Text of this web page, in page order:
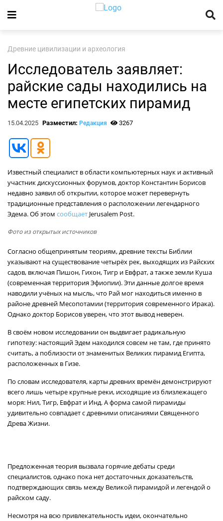
Древние цивилизации и археология
Исследователь заявляет:
райские сады находились на
месте египетских пирамид
15.04.2025 Разместил: Редакция 3267
Известный специалист в области компьютерных наук и активный
участник дискуссионных форумов, доктор Константин Борисов
недавно заявил об открытии, которое может перевернуть
традиционные представления о расположении легендарного
Эдема. Об этом сообщает Jerusalem Post.
Фото из открытых источников
Согласно общепринятым теориям, древние тексты Библии
указывают на существование четырёх рек, выходящих из Райских
садов, включая Пишон, Гихон, Тигр и Евфрат, а также земли Куша
(современная территория Эфиопии). Эти данные долгое время
наводили учёных на мысль, что Рай мог находиться именно в
районе древней Месопотамии (территория современного Ирака).
Однако доктор Борисов уверен, что этот вывод неверен.
В своём новом исследовании он выдвигает радикальную
гипотезу: настоящий Эдем находился совсем не там, где принято
считать, а поблизости от знаменитых Великих пирамид Египта,
расположенных в Гизе.
По словам исследователя, карты древних времён демонстрируют
всего лишь четыре крупные реки, исходящие из близлежащего
моря: Нил, Тигр, Евфрат и Инд. А форма самой пирамиды
удивительно совпадает с древними описаниями Священного
Древа Жизни.
Предложенная теория вызвала горячие дебаты среди
специалистов, однако пока нет достаточных доказательств,
подтверждающих связь между Великой пирамидой и легендой о
райском саду.
Несмотря на всю привлекательность идеи, окончательно